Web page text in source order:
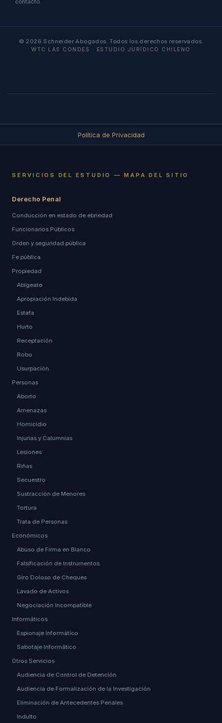
contacto.
© 2026 Schneider Abogados. Todos los derechos reservados.
WTC LAS CONDES · ESTUDIO JURÍDICO CHILENO
Política de Privacidad
SERVICIOS DEL ESTUDIO — MAPA DEL SITIO
Derecho Penal
Conducción en estado de ebriedad
Funcionarios Públicos
Orden y seguridad pública
Fe pública
Propiedad
Abigeato
Apropiación Indebida
Estafa
Hurto
Receptación
Robo
Usurpación
Personas
Aborto
Amenazas
Homicidio
Injurias y Calumnias
Lesiones
Riñas
Secuestro
Sustracción de Menores
Tortura
Trata de Personas
Económicos
Abuso de Firma en Blanco
Falsificación de Instrumentos
Giro Doloso de Cheques
Lavado de Activos
Negociación Incompatible
Informáticos
Espionaje Informático
Sabotaje Informático
Otros Servicios
Audiencia de Control de Detención
Audiencia de Formalización de la Investigación
Eliminación de Antecedentes Penales
Indulto